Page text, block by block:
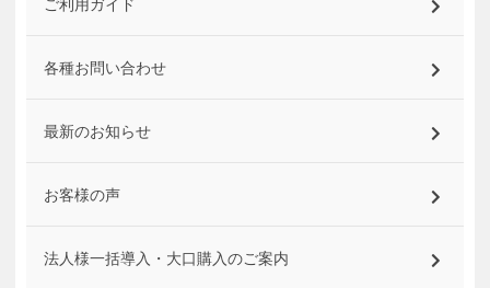
ご利用ガイド
各種お問い合わせ
最新のお知らせ
お客様の声
法人様一括導入・大口購入のご案内